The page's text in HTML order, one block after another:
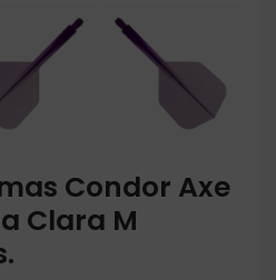
Condor Axe
Clara M